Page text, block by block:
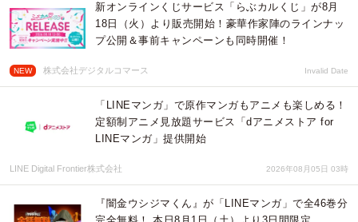
新オンラインくじサービス「らぶカルくじ」が8月
18日（火）より販売開始！豪華作家陣のラインナッ
プ公開＆事前キャンペーンも同時開催！
NEW 株式会社デジタルコマース Invalid Date
「LINEマンガ」で原作マンガもアニメも楽しめる！
定額制アニメ見放題サービス「dアニメストア for
LINEマンガ」提供開始
LINE Digital Frontier株式会社 2026年08月05日 03時
『闇金ウシジマくん』が「LINEマンガ」で全46巻分